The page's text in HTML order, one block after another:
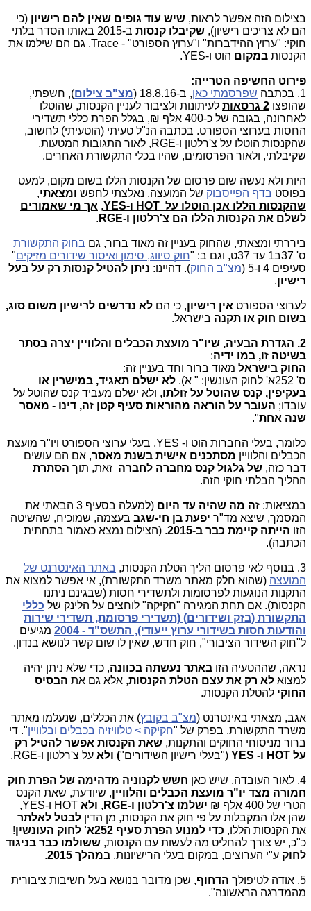
בצילום הזה אפשר לראות, שיש עוד גופים שאין להם רישיון (כי
הם לא צריכים רישיון), שקיבלו קנסות
ב-2015 באותו הסדר בלתי
חוקי: "ערוץ ההידברות" ו"ערוץ הספורט" - Trace. גם הם שילמו את
הקנסות במקום הוט ו-YES
.
פירוט החשיפה הטרייה:
1. בכתבה
שפרסמתי כאן, ב-18.8.16 ( מצ"ב צילום), חשפתי,
שהופצו 2 גרסאות
לעיתונות ולציבור לעניין הקנסות, שהוטלו
לאחרונה, בגובה של כ-400 אלף ₪, בגלל הפרת כללי תשדירי
החסות בערוצי הספורט. בכתבה הנ"ל טעיתי (הוטעיתי) לחשוב,
שהקנסות הוטלו על צ'רלטון ו-RGE, לאור התגובות המטעות,
שקיבלתי, ולאור הפרסומים, שהיו בכלי התקשורת האחרים.
היות ולא נעשה שום פרסום של הקנסות הללו בשום מקום, למעט
בפוסט בדף הפייסבוק של המועצה, נאלצתי לחפש ומצאתי,
שהקנסות הללו אכן הוטלו על HOT ו-YES
, אך מי שאמורים
לשלם את הקנסות הללו הם צ'רלטון ו-RGE
.
ביררתי ומצאתי, שהחוק בעניין זה מאוד ברור, גם בחוק התקשורת
ס' 37ב1 עד 37ט, וגם ב: "
חוק סיווג, סימון ואיסור שידורים מזיקים"
סעיפים 4 ו-5 (
מצ"ב החוק). דהיינו: ניתן להטיל קנסות רק על בעל
רישיון.
לערוצי הספורט אין רישיון, כי הם לא נדרשים לרישיון משום סוג,
בשום חוק או תקנה בישראל.
2. הגדרת הבעיה, שיו"ר מועצת הכבלים והלוויין יצרה בסתר
בשיטה זו, במו ידיה:
החוק בישראל מאוד ברור וחד בעניין זה:
ס' 252א' לחוק העונשין:
" א). לא ישלם תאגיד, במישרין או
בעקיפין, קנס שהוטל על זולתו, ולא ישלם מעביד קנס שהוטל על
עובדו; העובר על הוראה מהוראות סעיף קטן זה, דינו - מאסר
שנה אחת"
.
כלומר, בעלי החברות הוט ו- YES, בעלי ערוצי הספורט ויו"ר מועצת
הכבלים והלוויין מסתכנים אישית בשנת מאסר, אם הם עושים
דבר כזה, של גלגול קנס מחברה לחברה זאת, תוך הסתרת
ההליך הבלתי חוקי הזה.
במציאות: זה מה שהיה עד היום
(למעלה בסעיף 3 הבאתי את
המסמך, שיצא מד"ר יפעת בן חי-שגב בעצמה, שמוכיח, שהשיטה
הזו הייתה קיימת כבר ב-2015
. (הצילום נמצא כאמור בתחתית
הכתבה).
3. בנוסף לאי פרסום הליך הטלת הקנסות,
באתר האינטרנט של
המועצה (שהוא חלק מאתר משרד התקשורת), אי אפשר למצוא את
התקנות הנוגעות לפרסומות ולתשדירי חסות (שבגינם ניתנו
הקנסות). אם תחת המגירה "חקיקה" לוחצים על הלינק של כללי
התקשורת (בזק ושידורים) (תשדירי פרסומת, תשדירי שירות
והודעות חסות בשידורי ערוץ ייעודי), התשס"ד - 2004
מגיעים
ל"חוק השידור הציבורי", חוק חדש, שאין לו שום קשר לנושא בנדון.
נראה, שההטעיה הזו באתר נעשתה בכוונה, כדי שלא ניתן יהיה
למצוא לא רק את עצם הטלת הקנסות, אלא גם את הבסיס
החוקי להטלת הקנסות.
אגב, מצאתי באינטרנט (מצ"ב בקובץ) את הכללים, שנעלמו מאתר
משרד התקשורת, בפרק של "חקיקה > טלוויזיה בכבלים ובלוויין". די
ברור מניסוחי החוקים והתקנות, שאת הקנסות אפשר להטיל רק
על HOT ו- YES ("בעלי רישיון השידורים") ולא על צ'רלטון ו-RGE
.
4. לאור העובדה, שיש כאן חשש לקנוניה מדהימה של הפרת חוק
חמורה מצד יו"ר מועצת הכבלים והלוויין, שיודעת, שאת הקנס
הטרי של 400 אלף ₪
ישלמו צ'רלטון ו-RGE
, ולא HOT ו-YES
,
שהן אלו המקבלות על פי חוק את הקנסות, מן הדין לבטל לאלתר
את הקנסות הללו, כדי למנוע הפרת סעיף 252א' לחוק העונשין
!
כ"כ, יש צורך להחליט מה לעשות עם הקנסות, ששולמו כבר בניגוד
לחוק ע"י הערוצים, במקום בעלי הרישיונות, במהלך 2015 .
5. אודה לטיפולך הדחוף, שכן מדובר בנושא בעל חשיבות ציבורית
מהמדרגה הראשונה".